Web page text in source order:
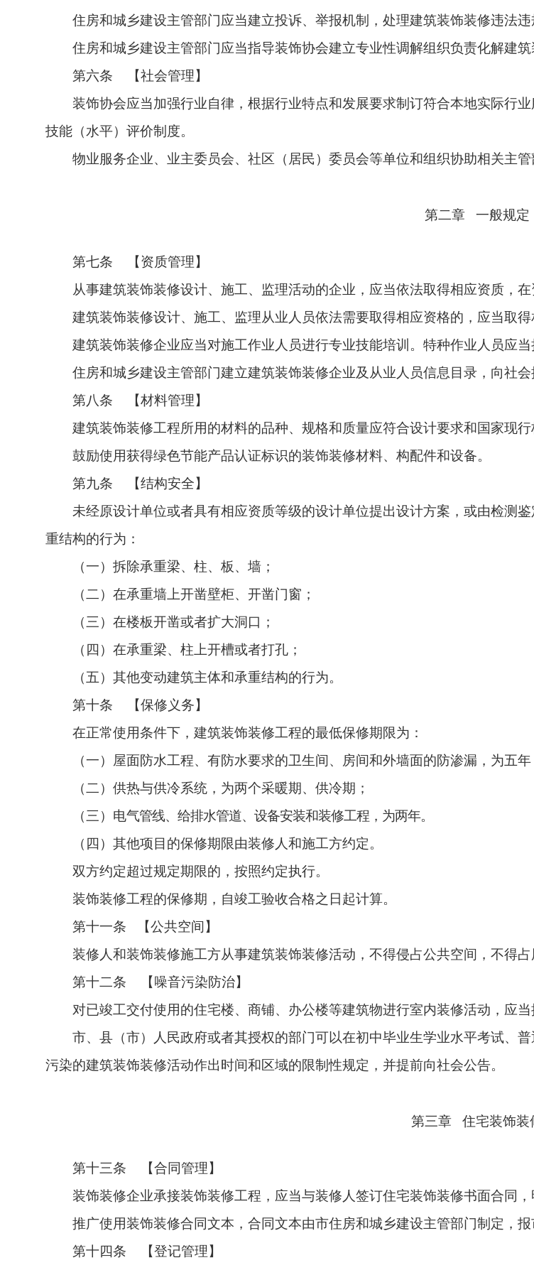
住房和城乡建设主管部门应当建立投诉、举报机制，处理建筑装饰装修违法违
住房和城乡建设主管部门应当指导装饰协会建立专业性调解组织负责化解建筑
第六条 【社会管理】
装饰协会应当加强行业自律，根据行业特点和发展要求制订符合本地实际行
技能（水平）评价制度。
物业服务企业、业主委员会、社区（居民）委员会等单位和组织协助相关主
第二章 一般规定
第七条 【资质管理】
从事建筑装饰装修设计、施工、监理活动的企业，应当依法取得相应资质，在
建筑装饰装修设计、施工、监理从业人员依法需要取得相应资格的，应当取得
建筑装饰装修企业应当对施工作业人员进行专业技能培训。特种作业人员应当
住房和城乡建设主管部门建立建筑装饰装修企业及从业人员信息目录，向社会
第八条 【材料管理】
建筑装饰装修工程所用的材料的品种、规格和质量应符合设计要求和国家现行
鼓励使用获得绿色节能产品认证标识的装饰装修材料、构配件和设备。
第九条 【结构安全】
未经原设计单位或者具有相应资质等级的设计单位提出设计方案，或由检测
重结构的行为：
（一）拆除承重梁、柱、板、墙；
（二）在承重墙上开凿壁柜、开凿门窗；
（三）在楼板开凿或者扩大洞口；
（四）在承重梁、柱上开槽或者打孔；
（五）其他变动建筑主体和承重结构的行为。
第十条 【保修义务】
在正常使用条件下，建筑装饰装修工程的最低保修期限为：
（一）屋面防水工程、有防水要求的卫生间、房间和外墙面的防渗漏，为五年
（二）供热与供冷系统，为两个采暖期、供冷期；
（三）电气管线、给排水管道、设备安装和装修工程，为两年。
（四）其他项目的保修期限由装修人和施工方约定。
双方约定超过规定期限的，按照约定执行。
装饰装修工程的保修期，自竣工验收合格之日起计算。
第十一条 【公共空间】
装修人和装饰装修施工方从事建筑装饰装修活动，不得侵占公共空间，不得
第十二条 【噪音污染防治】
对已竣工交付使用的住宅楼、商铺、办公楼等建筑物进行室内装修活动，应
市、县（市）人民政府或者其授权的部门可以在初中毕业生学业水平考试、
污染的建筑装饰装修活动作出时间和区域的限制性规定 ，并提前向社会公告。
第三章 住宅装饰装
第十三条 【合同管理】
装饰装修企业承接装饰装修工程，应当与装修人签订住宅装饰装修书面合同，
推广使用装饰装修合同文本，合同文本由市住房和城乡建设主管部门制定，报
第十四条 【登记管理】